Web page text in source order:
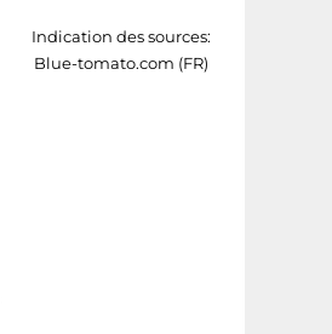
Indication des sources:
Blue-tomato.com (FR)